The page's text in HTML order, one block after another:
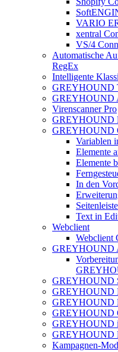
VARIO
xentral
VS/4
Automatische
RegEx
Intelligente
GREYHOUND
GREYHOUND
Virenscanner Pro
GREYHOUND
GREYHOUND
Variablen
Elemente
Elemente
In den
Text in
Webclient
Webclient
GREYHOUND
GREYHOUND
GREYHOUND
GREYHOUND
GREYHOUND
GREYHOUND
GREYHOUND
Kampagnen-